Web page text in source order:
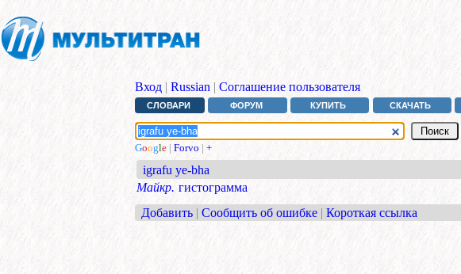
Вход | Russian | Соглашение пользователя
СЛОВАРИ ФОРУМ КУПИТЬ СКАЧАТЬ
Google | Forvo | +
igrafu ye-bha
Майкр. гистограмма
Добавить | Сообщить об ошибке | Короткая ссылка